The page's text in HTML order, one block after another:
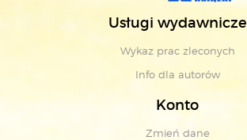
Usługi wydawnicze
Wykaz prac zleconych
Info dla autorów
Konto
Zmień dane